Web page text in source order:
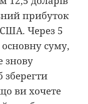
прибуток
США. Через 5
суму,
знову
ви хочете